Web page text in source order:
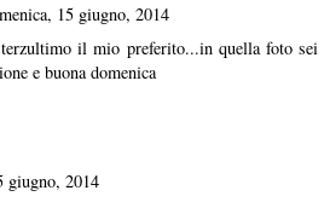
15 giugno, 2014
il mio preferito...in quella foto sei
e buona domenica
giugno, 2014